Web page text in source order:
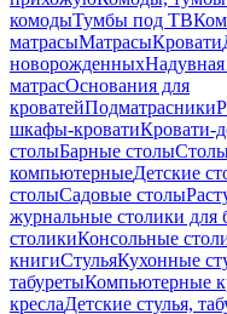
комодыТумбы под ТВ
матрасыМатрасыКровати
новорожденных
матрасОснования для
кроватейПодматрасники
шкафы-кроватиКровати-
столыБарные столы
компьютерныеДетские
столыСадовые столы
журнальные столики для
столикиКонсольные
книгиСтульяКухонные
табуретыКомпьютерные
креслаДетские стулья,